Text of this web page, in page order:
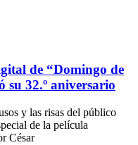
de “Domingo de
su 32.º aniversario
y las risas del público
de la película
César